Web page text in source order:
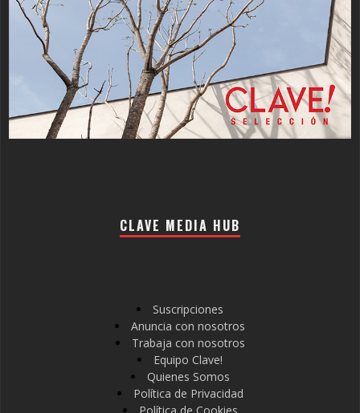
CLAVE MEDIA HUB
Suscripciones
Anuncia con nosotros
Trabaja con nosotros
Equipo Clave!
Quienes Somos
Política de Privacidad